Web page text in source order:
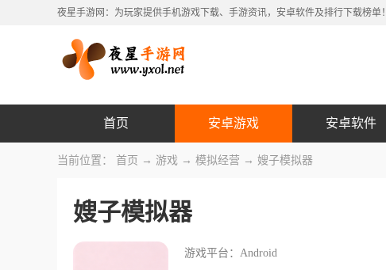
夜星手游网：为玩家提供手机游戏下载、手游资讯，安卓软件及排行下载榜单！
首页 安卓游戏 安卓软件
当前位置： 首页 → 游戏 → 模拟经营 → 嫂子模拟器
嫂子模拟器
游戏平台：Android